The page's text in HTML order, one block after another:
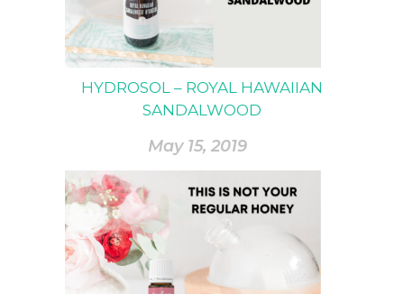
HYDROSOL – ROYAL HAWAIIAN
SANDALWOOD
May 15, 2019